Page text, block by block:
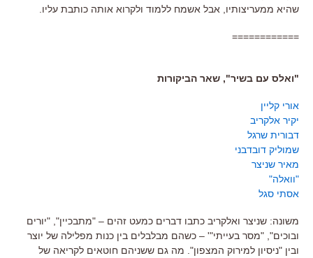
שהיא ממעריצותיו, אבל אשמח ללמוד ולקרוא אותה כותבת עליו.
============
"ואלס עם בשיר", שאר הביקורות
אורי קליין
יקיר אלקריב
דבורית שרגל
שמוליק דובדבני
מאיר שניצר
"וואלה"
אסתי סגל
משונה: שניצר ואלקריב כתבו דברים כמעט זהים – "מתבכיין", "יורים
ובוכים", "מסר בעייתי"' – כשהם מבלבלים בין כנות מפלילה של יוצר
ובין "ניסיון למירוק המצפון". מה גם ששניהם חוטאים לקריאה של